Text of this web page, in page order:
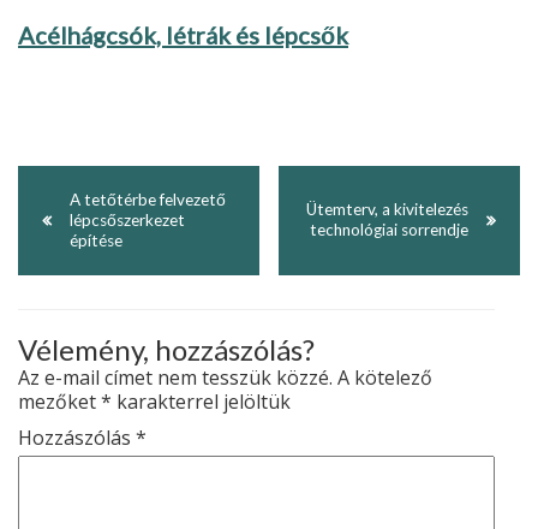
Acélhágcsók, létrák és lépcsők
A tetőtérbe felvezető
lépcsőszerkezet
építése
Ütemterv, a kivitelezés
technológiai sorrendje
Vélemény, hozzászólás?
Az e-mail címet nem tesszük közzé. A kötelező
mezőket* karakterrel jelöltük
Hozzászólás *